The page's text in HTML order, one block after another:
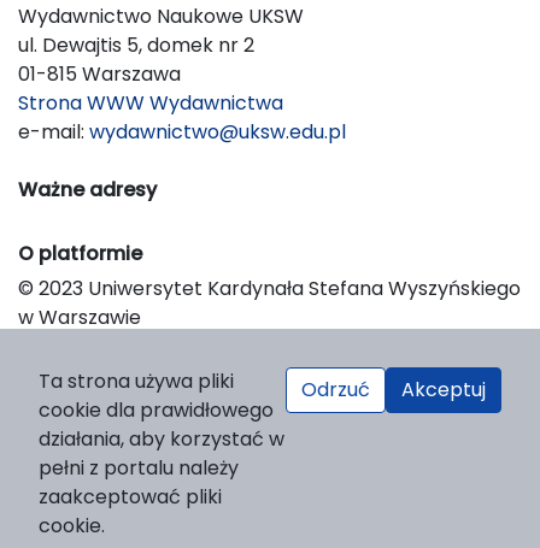
Wydawnictwo Naukowe UKSW
ul. Dewajtis 5, domek nr 2
01-815 Warszawa
Strona WWW Wydawnictwa
e-mail: wydawnictwo@uksw.edu.pl
Ważne adresy
O platformie
© 2023 Uniwersytet Kardynała Stefana Wyszyńskiego
w Warszawie
Platform & Workflow by OJS/PKP
Ta strona używa pliki
cookie dla prawidłowego
działania, aby korzystać w
pełni z portalu należy
zaakceptować pliki
cookie.
Odrzuć Akceptuj